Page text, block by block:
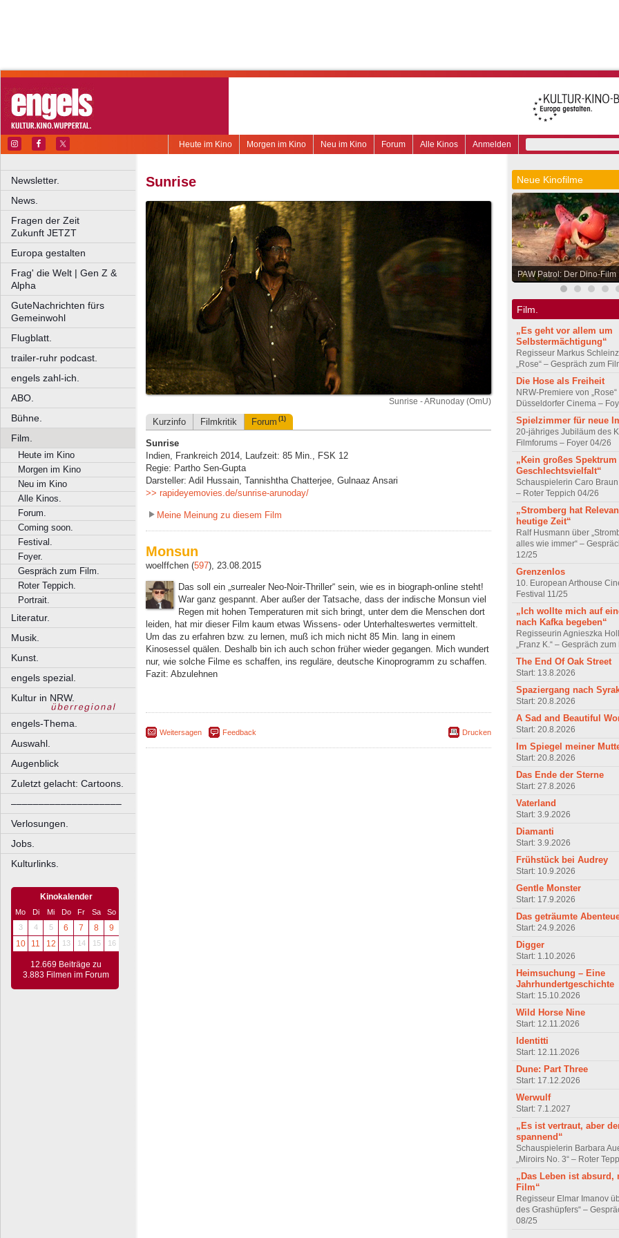
Anmelden
Alle Kinos
Forum
Neu im Kino
Morgen im Kino
Heute im Kino
Newsletter.
News.
Fragen der Zeit
Zukunft JETZT
Europa gestalten
Frag' die Welt | Gen Z &
Alpha
GuteNachrichten fürs
Gemeinwohl
Flugblatt.
trailer-ruhr podcast.
engels zahl-ich.
ABO.
Bühne.
Film.
Heute im Kino
Morgen im Kino
Neu im Kino
Alle Kinos.
Forum.
Coming soon.
Festival.
Foyer.
Gespräch zum Film.
Roter Teppich.
Portrait.
Literatur.
Musik.
Kunst.
engels spezial.
Kultur in NRW.
engels-Thema.
Auswahl.
Augenblick
Zuletzt gelacht: Cartoons.
––––––––––––––––––––
Verlosungen.
Jobs.
Kulturlinks.
Kinokalender
Mo Di Mi Do Fr Sa
So
3
4 5 6 7 8
9
10
11 12 13 14 15 16
12.669 Beiträge zu
3.883 Filmen im Forum
Sunrise
Sunrise - ARunoday (OmU)
Kurzinfo Filmkritik Forum (1)
Sunrise
Indien, Frankreich 2014, Laufzeit: 85 Min., FSK 12
Regie: Partho Sen-Gupta
Darsteller: Adil Hussain, Tannishtha Chatterjee, Gulnaaz Ansari
>> rapideyemovies.de/sunrise-arunoday/
Meine Meinung zu diesem Film
Monsun
woelffchen (597), 23.08.2015
Das soll ein „surrealer Neo-Noir-Thriller“ sein, wie es in biograph-online steht!
War ganz gespannt. Aber außer der Tatsache, dass der indische Monsun viel
Regen mit hohen Temperaturen mit sich bringt, unter dem die Menschen dort
leiden, hat mir dieser Film kaum etwas Wissens- oder Unterhalteswertes vermittelt.
Um das zu erfahren bzw. zu lernen, muß ich mich nicht 85 Min. lang in einem
Kinosessel quälen. Deshalb bin ich auch schon früher wieder gegangen. Mich wundert
nur, wie solche Filme es schaffen, ins reguläre, deutsche Kinoprogramm zu schaffen.
Fazit: Abzulehnen
Weitersagen Feedback Drucken
Neue Kinofilme
PAW Patrol: Der Dino-Film
Film.
„Es geht vor allem um
Selbstermächtigung“
Regisseur Markus
„Rose“ – Gespräch zum
Die Hose als Freiheit
NRW-Premiere von „Rose“
Düsseldorfer Cinema –
Spielzimmer für neue
20-jähriges Jubiläum des
Filmforums – Foyer 04/26
„Kein großes Spektrum
Geschlechtsvielfalt“
Schauspielerin Caro Braun
– Roter Teppich 04/26
„Stromberg hat
heutige Zeit“
Ralf Husmann über
alles wie immer“ –
12/25
Grenzenlos
10. European Arthouse
Festival 11/25
„Ich wollte mich auf
nach Kafka begeben“
Regisseurin Agnieszka
„Franz K.“ – Gespräch
The End Of Oak Street
Start: 13.8.2026
Spaziergang nach
Start: 20.8.2026
A Sad and Beautiful
Start: 20.8.2026
Im Spiegel meiner
Start: 20.8.2026
Das Ende der Sterne
Start: 27.8.2026
Vaterland
Start: 3.9.2026
Diamanti
Start: 3.9.2026
Frühstück bei Audrey
Start: 10.9.2026
Gentle Monster
Start: 17.9.2026
Das geträumte
Start: 24.9.2026
Digger
Start: 1.10.2026
Heimsuchung – Eine
Jahrhundertgeschichte
Start: 15.10.2026
Wild Horse Nine
Start: 12.11.2026
Identitti
Start: 12.11.2026
Dune: Part Three
Start: 17.12.2026
Werwulf
Start: 7.1.2027
„Es ist vertraut, aber
spannend“
Schauspielerin Barbara
„Miroirs No. 3“ – Roter
„Das Leben ist absurd,
Film“
Regisseur Elmar Imanov
des Grashüpfers“ –
08/25